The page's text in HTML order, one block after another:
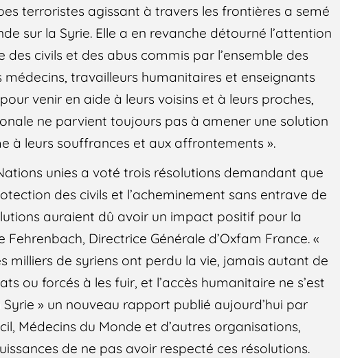
terroristes agissant à travers les frontières a semé
sur la Syrie. Elle a en revanche détourné l’attention
civils et des abus commis par l’ensemble des
travailleurs humanitaires et enseignants
venir en aide à leurs voisins et à leurs proches,
ne parvient toujours pas à amener une solution
à leurs souffrances et aux affrontements ».
unies a voté trois résolutions demandant que
des civils et l’acheminement sans entrave de
auraient dû avoir un impact positif pour la
Directrice Générale d’Oxfam France. «
milliers de syriens ont perdu la vie, jamais autant de
ou forcés à les fuir, et l’accès humanitaire ne s’est
» un nouveau rapport publié aujourd’hui par
Médecins du Monde et d’autres organisations,
de ne pas avoir respecté ces résolutions.